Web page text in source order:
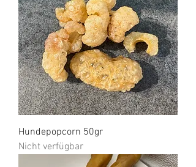
Hundepopcorn 50gr
Nicht verfügbar